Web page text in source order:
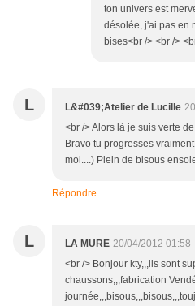
ton univers est
désolée, j'ai pas en
bises<br /> <br />
L L&#039;Atelier de Lucille
<br /> Alors là je suis verte
Bravo tu progresses
moi....) Plein de bisous
Répondre
L LA MURE 20/04/2012 01:58
<br /> Bonjour kty,,,ils sont
chaussons,,,fabrication